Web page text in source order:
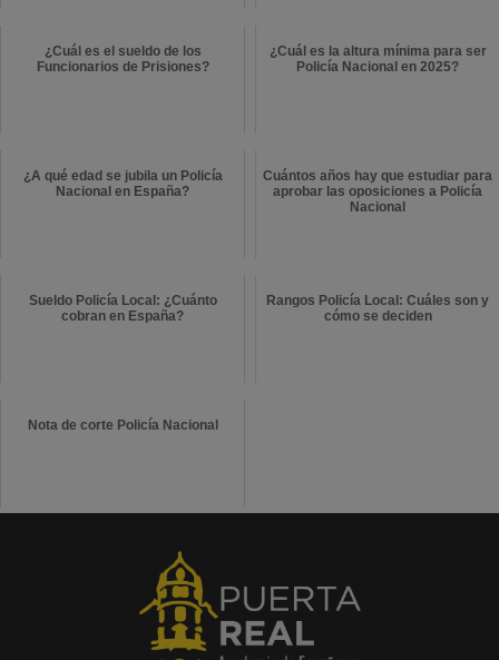
¿Cuál es el sueldo de los
Funcionarios de Prisiones?
¿Cuál es la altura mínima para ser
Policía Nacional en 2025?
¿A qué edad se jubila un Policía
Nacional en España?
Cuántos años hay que estudiar para
aprobar las oposiciones a Policía
Nacional
Sueldo Policía Local: ¿Cuánto
cobran en España?
Rangos Policía Local: Cuáles son y
cómo se deciden
Nota de corte Policía Nacional